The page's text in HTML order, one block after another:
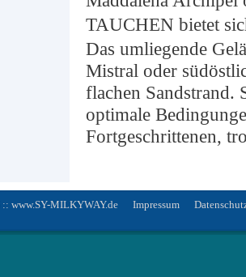
TAUCHEN bietet
Das umliegende
Mistral oder
flachen Sandstrand.
optimale
Fortgeschrittenen,
www.SY-MILKYWAY.de Impressum